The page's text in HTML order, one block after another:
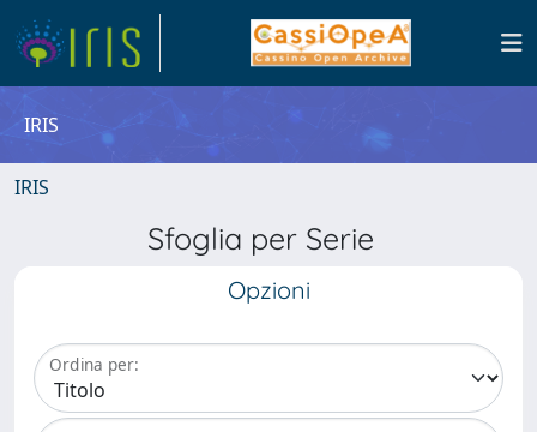
IRIS
IRIS
Sfoglia per Serie
Opzioni
Ordina per: